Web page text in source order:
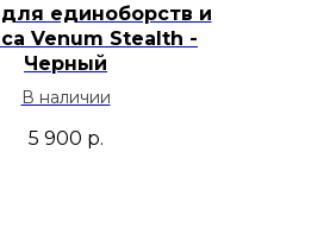
единоборств и
Venum Stealth -
Черный
В наличии
5 900 р.